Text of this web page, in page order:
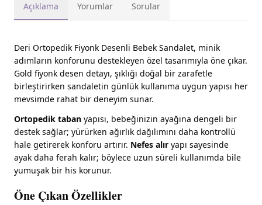
Açıklama Yorumlar Sorular
Deri Ortopedik Fiyonk Desenli Bebek Sandalet, minik
adımların konforunu destekleyen özel tasarımıyla öne çıkar.
Gold fiyonk desen detayı, şıklığı doğal bir zarafetle
birleştirirken sandaletin günlük kullanıma uygun yapısı her
mevsimde rahat bir deneyim sunar.
Ortopedik taban yapısı, bebeğinizin ayağına dengeli bir
destek sağlar; yürürken ağırlık dağılımını daha kontrollü
hale getirerek konforu artırır. Nefes alır yapı sayesinde
ayak daha ferah kalır; böylece uzun süreli kullanımda bile
yumuşak bir his korunur.
Öne Çıkan Özellikler